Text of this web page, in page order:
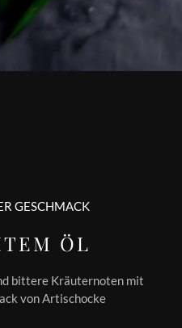
GESCHMACK
ÖL
bittere Kräuternoten mit
von Artischocke